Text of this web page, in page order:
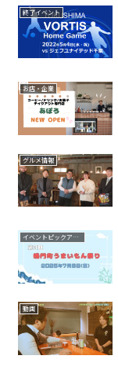
終了イベント
お店・企業
グルメ情報
イベントピックアップ
動画